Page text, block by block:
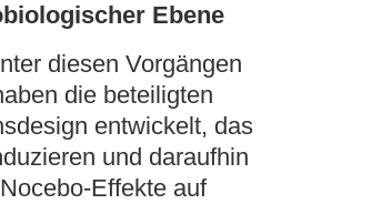
Ebene
diesen Vorgängen
die beteiligten
entwickelt, das
und daraufhin
Effekte auf